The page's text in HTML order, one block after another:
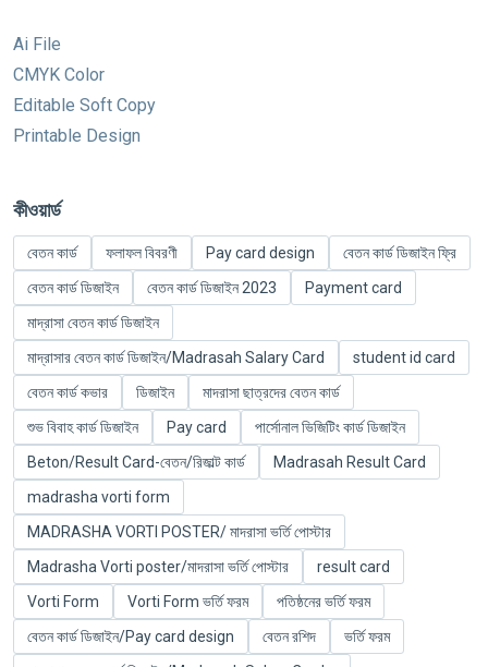
Ai File
CMYK Color
Editable Soft Copy
Printable Design
কীওয়ার্ড
বেতন কার্ড ফলাফল বিবরণী Pay card design
বেতন কার্ড ডিজাইন ফ্রি
বেতন কার্ড ডিজাইন
বেতন কার্ড ডিজাইন 2023
Payment card
মাদ্রাসা বেতন কার্ড ডিজাইন
মাদ্রাসার বেতন কার্ড ডিজাইন/Madrasah Salary Card
student id card
বেতন কার্ড কভার
ডিজাইন
মাদরাসা ছাত্রদের বেতন কার্ড
শুভ বিবাহ কার্ড ডিজাইন
Pay card
পার্সোনাল ভিজিটিং কার্ড ডিজাইন
Beton/Result Card-বেতন/রিজাল্ট কার্ড
Madrasah Result Card
madrasha vorti form
MADRASHA VORTI POSTER/ মাদরাসা ভর্তি পোস্টার
Madrasha Vorti poster/মাদরাসা ভর্তি পোস্টার
result card
Vorti Form
Vorti Form ভর্তি ফরম
পতিষ্ঠনের ভর্তি ফরম
বেতন কার্ড ডিজাইন/Pay card design
বেতন রশিদ
ভর্তি ফরম